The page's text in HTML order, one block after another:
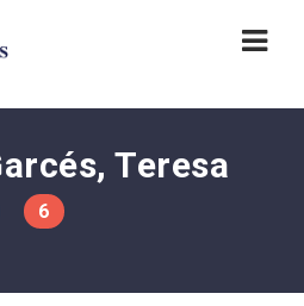
Teresa
6